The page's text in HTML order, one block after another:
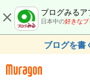
ブログみるア
日本中の好きな
ブログを書